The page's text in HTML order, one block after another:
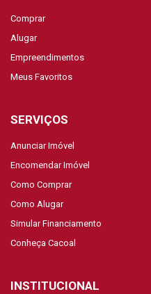
Comprar
Alugar
Empreendimentos
Meus Favoritos
SERVIÇOS
Anunciar Imóvel
Encomendar Imóvel
Como Comprar
Como Alugar
Simular Financiamento
Conheça Cacoal
INSTITUCIONAL